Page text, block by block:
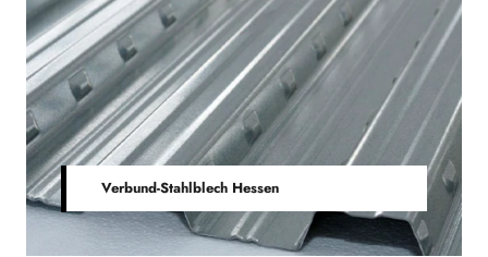
Verbund-Stahlblech Hessen